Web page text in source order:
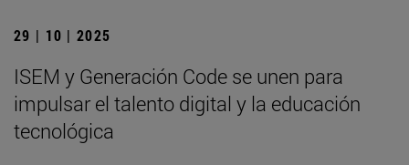
29 | 10 | 2025
ISEM y Generación Code se unen para
impulsar el talento digital y la educación
tecnológica